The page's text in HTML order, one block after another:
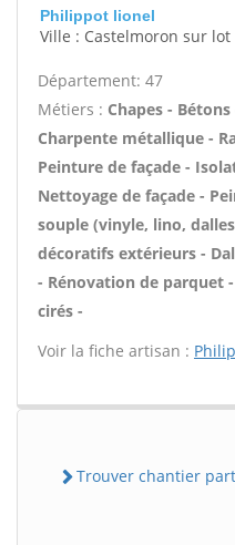
Philippot lionel
Ville : Castelmoron sur lot
Département: 47
Métiers : Chapes -
Charpente métallique -
Peinture de façade -
Nettoyage de façade -
souple (vinyle, lino,
décoratifs extérieurs -
- Rénovation de parquet
cirés -
Voir la fiche artisan :
Trouver chantier